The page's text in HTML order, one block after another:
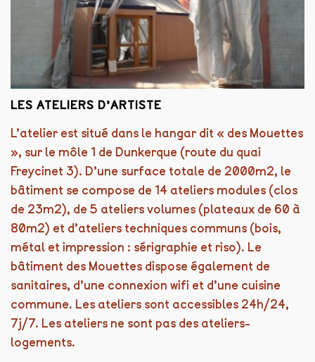
LES ATELIERS D’ARTISTE
L’atelier est situé dans le hangar dit « des Mouettes
», sur le môle 1 de Dunkerque (route du quai
Freycinet 3). D’une surface totale de 2000m2, le
bâtiment se compose de 14 ateliers modules (clos
de 23m2), de 5 ateliers volumes (plateaux de 60 à
80m2) et d’ateliers techniques communs (bois,
métal et impression : sérigraphie et riso). Le
bâtiment des Mouettes dispose également de
sanitaires, d’une connexion wifi et d’une cuisine
commune. Les ateliers sont accessibles 24h/24,
7j/7. Les ateliers ne sont pas des ateliers-
logements.